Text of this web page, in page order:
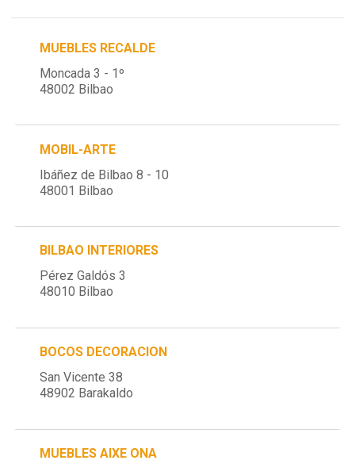
MUEBLES RECALDE
Moncada 3 - 1º
48002 Bilbao
MOBIL-ARTE
Ibáñez de Bilbao 8 - 10
48001 Bilbao
BILBAO INTERIORES
Pérez Galdós 3
48010 Bilbao
BOCOS DECORACION
San Vicente 38
48902 Barakaldo
MUEBLES AIXE ONA